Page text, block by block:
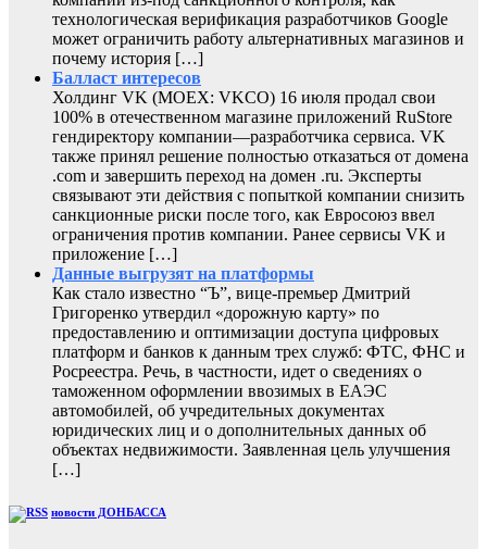
технологическая верификация разработчиков Google
может ограничить работу альтернативных магазинов и
почему история […]
Балласт интересов
Холдинг VK (MOEX: VKCO) 16 июля продал свои
100% в отечественном магазине приложений RuStore
гендиректору компании—разработчика сервиса. VK
также принял решение полностью отказаться от домена
.com и завершить переход на домен .ru. Эксперты
связывают эти действия с попыткой компании снизить
санкционные риски после того, как Евросоюз ввел
ограничения против компании. Ранее сервисы VK и
приложение […]
Данные выгрузят на платформы
Как стало известно “Ъ”, вице-премьер Дмитрий
Григоренко утвердил «дорожную карту» по
предоставлению и оптимизации доступа цифровых
платформ и банков к данным трех служб: ФТС, ФНС и
Росреестра. Речь, в частности, идет о сведениях о
таможенном оформлении ввозимых в ЕАЭС
автомобилей, об учредительных документах
юридических лиц и о дополнительных данных об
объектах недвижимости. Заявленная цель улучшения
[…]
новости ДОНБАССА